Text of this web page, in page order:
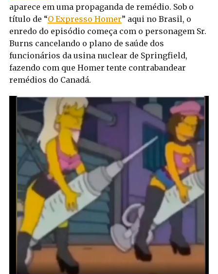
aparece em uma propaganda de remédio. Sob o
título de “O Expresso Homer” aqui no Brasil, o
enredo do episódio começa com o personagem Sr.
Burns cancelando o plano de saúde dos
funcionários da usina nuclear de Springfield,
fazendo com que Homer tente contrabandear
remédios do Canadá.